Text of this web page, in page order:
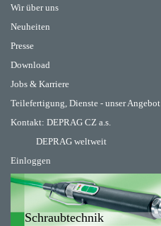
Wir über uns
Neuheiten
Presse
Download
Jobs & Karriere
Teilefertigung, Dienste - unser Angebot
Kontakt: DEPRAG CZ a.s.
DEPRAG weltweit
Einloggen
Schraubtechnik